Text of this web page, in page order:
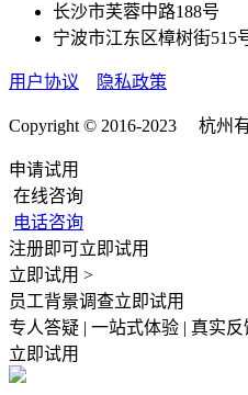
长沙市芙蓉中路188号
宁波市江东区樟树街515
用户协议 隐私政策
Copyright © 2016-2023 杭州
申请试用
在线咨询
电话咨询
注册即可立即试用
立即试用 >
员工背景调查立即试用
专人答疑 | 一站式体验 | 真实反
立即试用